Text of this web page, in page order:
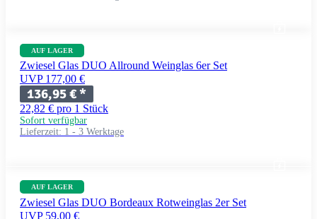
AUF LAGER
Zwiesel Glas DUO Allround Weinglas 6er Set
UVP 177,00 €
136,95 €*
22,82 € pro 1 Stück
Sofort verfügbar
Lieferzeit: 1 - 3 Werktage
AUF LAGER
Zwiesel Glas DUO Bordeaux Rotweinglas 2er Set
UVP 59,00 €